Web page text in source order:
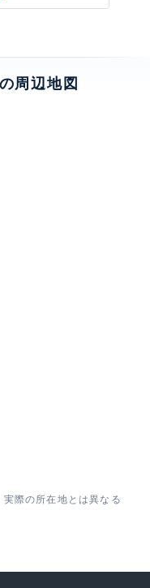
周辺地図
際の所在地とは異なる